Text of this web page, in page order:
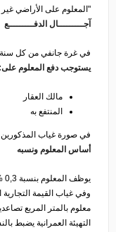
"المعلوم على الأراضي غير
آجـــــــــال الدفـــــــــع
في غرة جانفي من كل سنة.
يستوجب دفع المعلوم على:
مالك العقار
المنتفع به
في صورة غياب المذكورين
أساس المعلوم ونسبه
يوظف المعلوم بنسبة 0,3 % على القيمة التجارية الحقيقية للأراضي.
وفي غياب القيمة
معلوم بالمتر المربع
التهيئة العمرانية يضبط